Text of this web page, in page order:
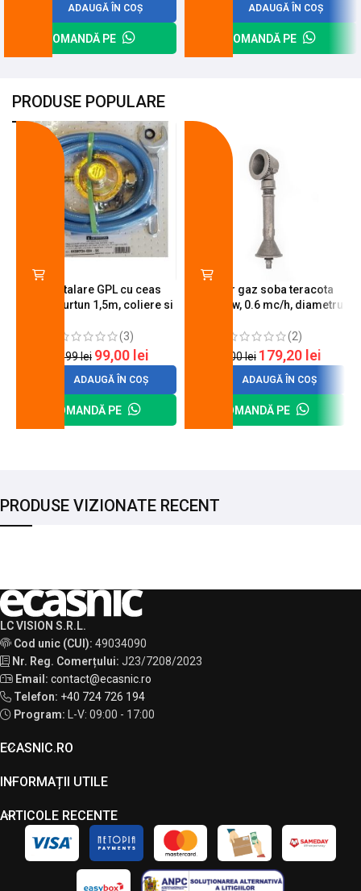
ADAUGĂ ÎN COȘ
COMANDĂ PE
ADAUGĂ ÎN COȘ
COMANDĂ PE
PRODUSE POPULARE
Kit instalare GPL cu ceas
butelie, furtun 1,5m, coliere si
(3)
120,99lei 99,00 lei
ADAUGĂ ÎN COȘ
COMANDĂ PE
Arzator gaz soba teracota
A600, 6 kw, 0.6 mc/h, diametru
(2)
200,00lei 179,20 lei
ADAUGĂ ÎN COȘ
COMANDĂ PE
PRODUSE VIZIONATE RECENT
LC VISION S.R.L.
Cod unic (CUI): 49034090
Nr. Reg. Comerțului: J23/7208/2023
Email: contact@ecasnic.ro
Telefon: +40 724 726 194
Program: L-V: 09:00 - 17:00
ECASNIC.RO
INFORMAȚII UTILE
ARTICOLE RECENTE